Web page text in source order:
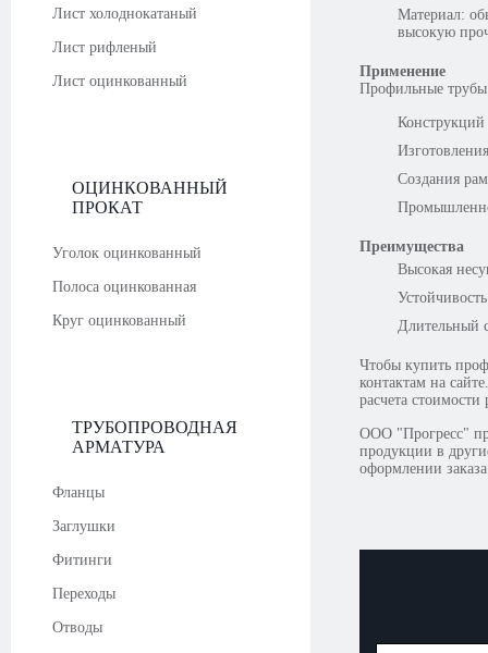
Лист холоднокатаный
Лист рифленый
Лист оцинкованный
ОЦИНКОВАННЫЙ
ПРОКАТ
Уголок оцинкованный
Полоса оцинкованная
Круг оцинкованный
ТРУБОПРОВОДНАЯ
АРМАТУРА
Фланцы
Заглушки
Фитинги
Переходы
Отводы
Материал:
высокую
Применение
Профильные трубы
Создания
Преимущества
Высокая
Длительный
Чтобы купить
контактам на
расчета
ООО "Прогресс"
продукции в
оформлении